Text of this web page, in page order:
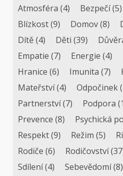
Atmosféra (4) Bezpečí(5)
Blízkost(9) Domov(8)
Dítě(4) Děti (39)
Empatie (7) Energie (4)
Hranice (6) Imunita (7)
Mateřství(4) Odpočinek
Partnerství(7) Podpora
Prevence (8) Psychická
Respekt(9) Režim (5)
Rodiče (6) Rodičovství
Sdílení(4) Sebevědomí(8)